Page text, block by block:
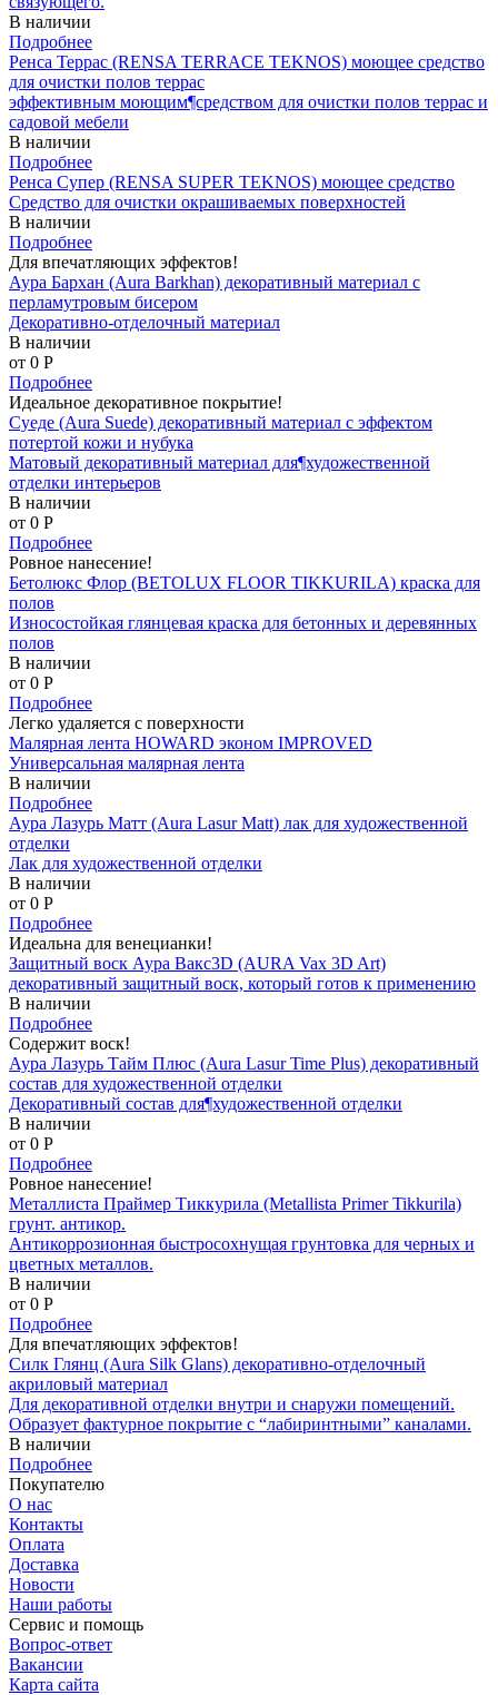
В наличии
Подробнее
Ренса Террас (RENSA TERRACE TEKNOS) моющее средство
для очистки полов террас
эффективным моющим¶средством для очистки полов террас и
садовой мебели
В наличии
Подробнее
Ренса Супер (RENSA SUPER TEKNOS) моющее средство
Средство для очистки окрашиваемых поверхностей
В наличии
Подробнее
Для впечатляющих эффектов!
Аура Бархан (Aura Barkhan) декоративный материал с
перламутровым бисером
Декоративно-отделочный материал
В наличии
от 0 P
Подробнее
Идеальное декоративное покрытие!
Суеде (Aura Suede) декоративный материал с эффектом
потертой кожи и нубука
Матовый декоративный материал для¶художественной
отделки интерьеров
В наличии
от 0 P
Подробнее
Ровное нанесение!
Бетолюкс Флор (BETOLUX FLOOR TIKKURILA) краска для
полов
Износостойкая глянцевая краска для бетонных и деревянных
полов
В наличии
от 0 P
Подробнее
Легко удаляется с поверхности
Малярная лента HOWARD эконом IMPROVED
Универсальная малярная лента
В наличии
Подробнее
Аура Лазурь Матт (Aura Lasur Matt) лак для художественной
отделки
Лак для художественной отделки
В наличии
от 0 P
Подробнее
Идеальна для венецианки!
Защитный воск Аура Вакс3D (AURA Vax 3D Art)
декоративный защитный воск, который готов к применению
В наличии
Подробнее
Содержит воск!
Аура Лазурь Тайм Плюс (Aura Lasur Time Plus) декоративный
состав для художественной отделки
Декоративный состав для¶художественной отделки
В наличии
от 0 P
Подробнее
Ровное нанесение!
Металлиста Праймер Тиккурила (Metallista Primer Tikkurila)
грунт. антикор.
Антикоррозионная быстросохнущая грунтовка для черных и
цветных металлов.
В наличии
от 0 P
Подробнее
Для впечатляющих эффектов!
Силк Глянц (Aura Silk Glans) декоративно-отделочный
акриловый материал
Для декоративной отделки внутри и снаружи помещений.
Образует фактурное покрытие с “лабиринтными” каналами.
В наличии
Подробнее
Покупателю
О нас
Контакты
Оплата
Доставка
Новости
Наши работы
Сервис и помощь
Вопрос-ответ
Вакансии
Карта сайта